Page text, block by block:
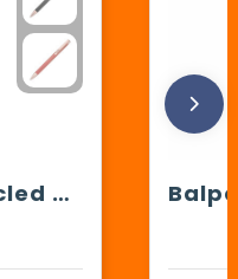
Balpen van gerecycled aluminium